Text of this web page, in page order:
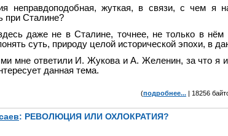
неправдоподобная, жуткая, в связи, с чем я
при Сталине?
даже не в Сталине, точнее, не только в нём
суть, природу целой исторической эпохи, в
мне ответили И. Жукова и А. Желенин, за что я
данная тема.
(подробнее... | 18256
: РЕВОЛЮЦИЯ ИЛИ ОХЛОКРАТИЯ?